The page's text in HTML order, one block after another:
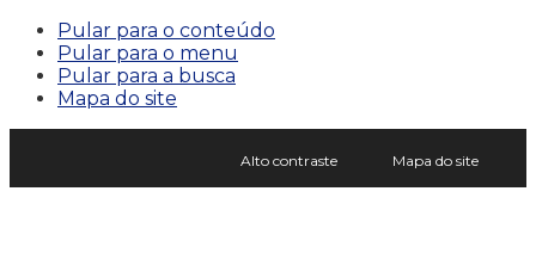
Pular para o conteúdo
Pular para o menu
Pular para a busca
Mapa do site
Alto contraste Mapa do site